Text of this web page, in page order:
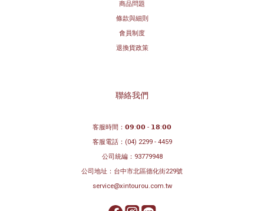
商品問題
條款與細則
會員制度
退換貨政策
聯絡我們
客服時間：𝟬𝟵:𝟬𝟬 - 𝟭𝟴:𝟬𝟬
客服電話： (04) 2299 - 4459
公司統編：93779948
公司地址： 台中市北區德化街229號
service@xintourou.com.tw